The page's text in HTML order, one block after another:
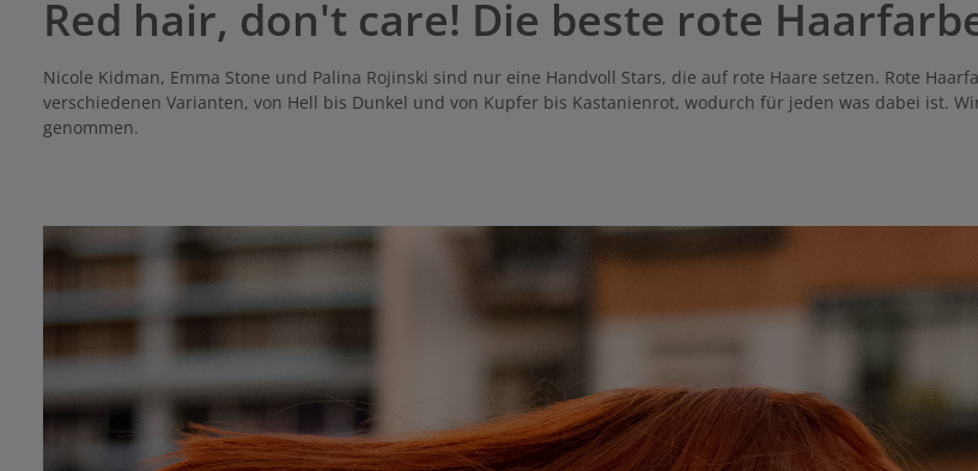
Red hair, don't care! Die beste rote
Nicole Kidman, Emma Stone und Palina Rojinski sind nur eine Handvoll Stars, die auf rote Haare setzen. Rote
verschiedenen Varianten, von Hell bis Dunkel und von Kupfer bis Kastanienrot, wodurch für jeden was dabei ist.
genommen.